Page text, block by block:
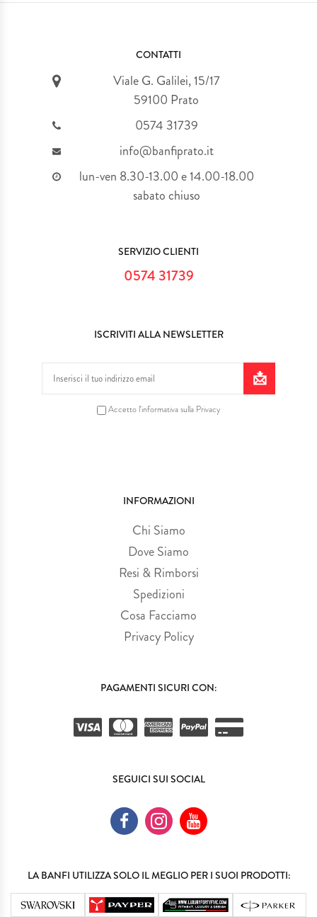
CONTATTI
Viale G. Galilei, 15/17
59100 Prato
0574 31739
info@banfiprato.it
lun-ven 8.30-13.00 e 14.00-18.00
sabato chiuso
SERVIZIO CLIENTI
0574 31739
ISCRIVITI ALLA NEWSLETTER
Accetto l'informativa sulla Privacy
INFORMAZIONI
Chi Siamo
Dove Siamo
Resi & Rimborsi
Spedizioni
Cosa Facciamo
Privacy Policy
PAGAMENTI SICURI CON:
SEGUICI SUI SOCIAL
LA BANFI UTILIZZA SOLO IL MEGLIO PER I SUOI PRODOTTI: